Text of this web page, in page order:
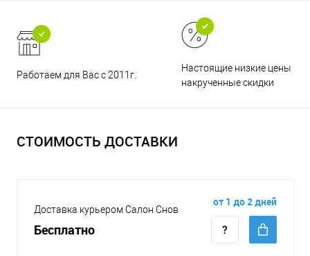
Работаем для Вас с 2011г.
Настоящие низкие цены и
накрученные скидки
СТОИМОСТЬ ДОСТАВКИ
Доставка курьером Салон Снов
Бесплатно
от 1 до 2 дней